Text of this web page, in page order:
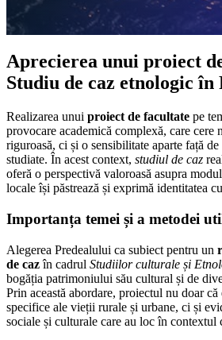
Aprecierea unui proiect
Studiu de caz etnologic în
Realizarea unui proiect de facultate pe
provocare academică complexă, care cere
riguroasă, ci și o sensibilitate aparte față
studiate. În acest context, studiul de caz
oferă o perspectivă valoroasă asupra
locale își păstrează și exprimă identitatea
Importanța temei și a metodei
Alegerea Predealului ca subiect pentru un
de cazîn cadrul Studiilor culturale și
bogăția patrimoniului său cultural și de
Prin această abordare, proiectul nu doar că
specifice ale vieții rurale și urbane, ci și
sociale și culturale care au loc în contextul